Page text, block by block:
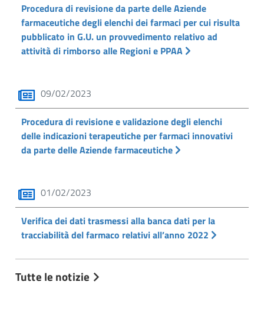
Procedura di revisione da parte delle Aziende
farmaceutiche degli elenchi dei farmaci per cui risulta
pubblicato in G.U. un provvedimento relativo ad
attività di rimborso alle Regioni e PPAA
09/02/2023
Procedura di revisione e validazione degli elenchi
delle indicazioni terapeutiche per farmaci innovativi
da parte delle Aziende farmaceutiche
01/02/2023
Verifica dei dati trasmessi alla banca dati per la
tracciabilità del farmaco relativi all’anno 2022
Tutte le notizie